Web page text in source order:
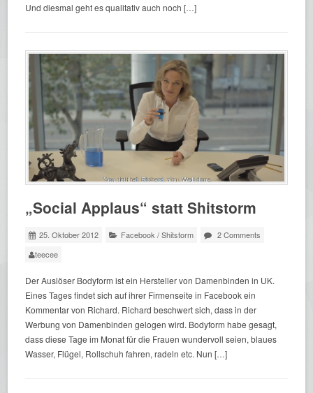
Und diesmal geht es qualitativ auch noch […]
„Social Applaus“ statt Shitstorm
25. Oktober 2012 Facebook /Shitstorm
2 Comments
teecee
Der Auslöser Bodyform ist ein Hersteller von Damenbinden in UK.
Eines Tages findet sich auf ihrer Firmenseite in Facebook ein
Kommentar von Richard. Richard beschwert sich, dass in der
Werbung von Damenbinden gelogen wird. Bodyform habe gesagt,
dass diese Tage im Monat für die Frauen wundervoll seien, blaues
Wasser, Flügel, Rollschuh fahren, radeln etc. Nun […]